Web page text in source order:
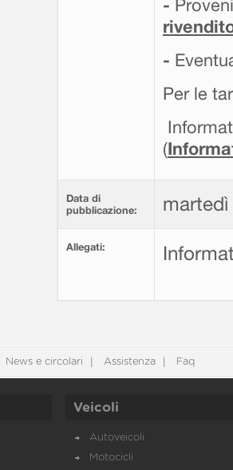
-
-
Per le
(
Data di
pubblicazione:
Allegati:
News e circolari Assistenza Faq
Veicoli
Autoveicoli
Motocicli